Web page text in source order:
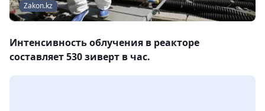
Zakon.kz
Интенсивность облучения в реакторе
составляет 530 зиверт в час.